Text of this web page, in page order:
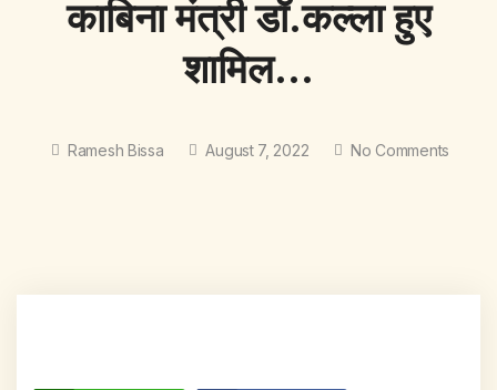
काबिना मंत्री डॉ.कल्ला हुए
शामिल…
Ramesh Bissa August 7, 2022 No Comments